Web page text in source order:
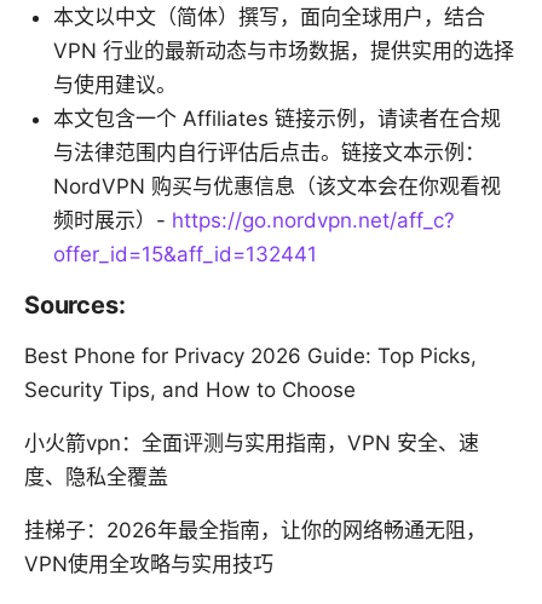
本文以中文（简体）撰写，面向全球用户，结合
VPN 行业的最新动态与市场数据，提供实用的选择
与使用建议。
本文包含一个 Affiliates 链接示例，请读者在合规
与法律范围内自行评估后点击。链接文本示例：
NordVPN 购买与优惠信息（该文本会在你观看视
频时展示）- https://go.nordvpn.net/aff_c?
offer_id=15&aff_id=132441
Sources:
Best Phone for Privacy 2026 Guide: Top Picks,
Security Tips, and How to Choose
小火箭vpn：全面评测与实用指南，VPN 安全、速
度、隐私全覆盖
挂梯子：2026年最全指南，让你的网络畅通无阻，
VPN使用全攻略与实用技巧